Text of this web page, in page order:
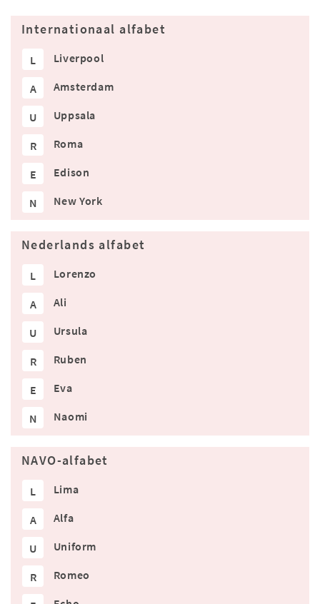
Internationaal alfabet
L Liverpool
A Amsterdam
U Uppsala
R Roma
E Edison
N New York
Nederlands alfabet
L Lorenzo
A Ali
U Ursula
R Ruben
E Eva
N Naomi
NAVO-alfabet
L Lima
A Alfa
U Uniform
R Romeo